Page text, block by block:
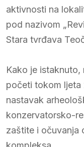
aktivnosti na
pod nazivom
Stara tvrđava
Kako je
početi tokom
nastavak
konzervatorsko-
zaštite i očuvanja